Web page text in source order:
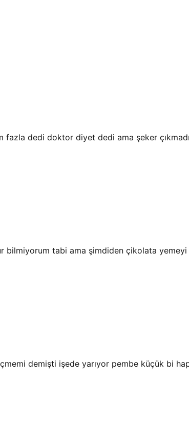
fazla dedi doktor diyet dedi ama şeker
bilmiyorum tabi ama şimdiden çikolata
demişti işede yarıyor pembe küçük bi